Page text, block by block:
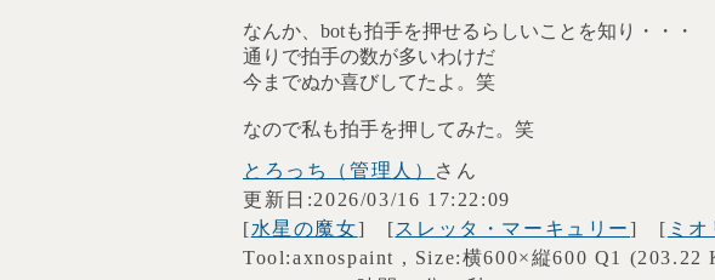
なんか、botも拍手を押せるらしいことを知り・・・
通りで拍手の数が多いわけだ
今までぬか喜びしてたよ。笑
なので私も拍手を押してみた。笑
とろっち（管理人） さん
更新日:2026/03/16 17:22:09
[水星の魔女] [スレッタ・マーキュリー] [ ミ
Tool:axnospaint , Size:横600×縦600 Q1 (203.22